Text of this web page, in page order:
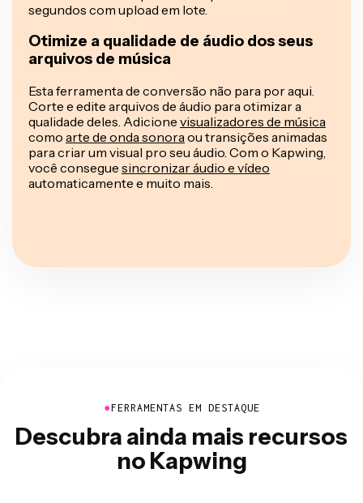
segundos com upload em lote.
Otimize a qualidade de áudio dos seus
arquivos de música
Esta ferramenta de conversão não para por aqui.
Corte e edite arquivos de áudio para otimizar a
qualidade deles. Adicione visualizadores de música
como arte de onda sonoraou transições animadas
para criar um visual pro seu áudio. Com o Kapwing,
você consegue sincronizar áudio e vídeo
automaticamente e muito mais.
●FERRAMENTAS EM DESTAQUE
Descubra ainda mais recursos
no Kapwing